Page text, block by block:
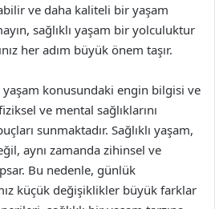
ve daha kaliteli bir yaşam
sağlıklı yaşam bir yolculuktur
her adım büyük önem taşır.
yaşam konusundaki engin bilgisi ve
ve mental sağlıklarını
sunmaktadır. Sağlıklı yaşam,
aynı zamanda zihinsel ve
Bu nedenle, günlük
küçük değişiklikler büyük farklar